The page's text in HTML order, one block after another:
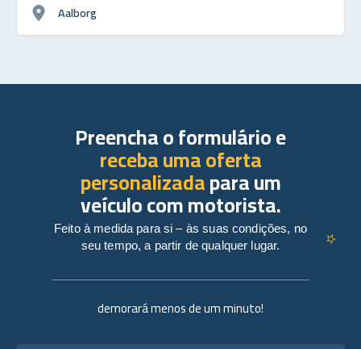
Aalborg
demorará menos de um minuto!
Preencha o formulário e
receba uma oferta
personalizadapara um
veículo com motorista.
Feito à medida para si – às suas condições, no
seu tempo, a partir de qualquer lugar.